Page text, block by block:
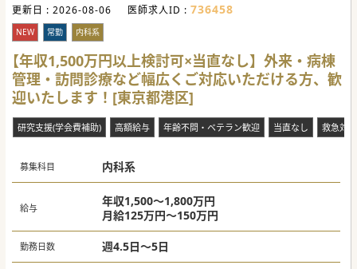
更新日 : 2026-08-06 医師求人ID : 736458
NEW 常勤 内科系
【年収1,500万円以上検討可×当直なし】外来・病棟
管理・訪問診療など幅広くご対応いただける方、歓
迎いたします！[東京都港区]
研究支援(学会費補助) 高額給与 年齢不問・ベテラン歓迎 当直なし 救急対
募集科目 内科系
給与
年収1,500～1,800万円
月給125万円～150万円
勤務日数 週4.5日～5日